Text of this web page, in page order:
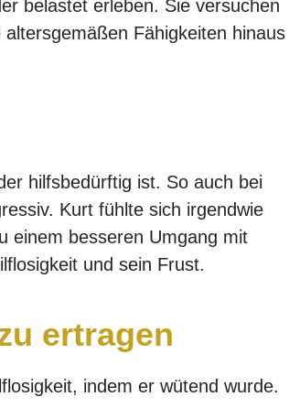
belastet erleben. Sie versuchen
Fähigkeiten hinaus
hilfsbedürftig ist. So auch bei
Kurt fühlte sich irgendwie
einem besseren Umgang mit
und sein Frust.
ertragen
indem er wütend wurde.